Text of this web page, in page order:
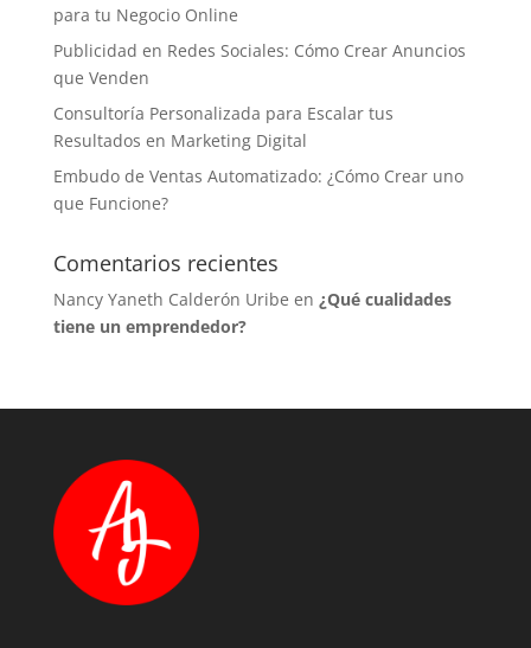
para tu Negocio Online
Publicidad en Redes Sociales: Cómo Crear Anuncios
que Venden
Consultoría Personalizada para Escalar tus
Resultados en Marketing Digital
Embudo de Ventas Automatizado: ¿Cómo Crear uno
que Funcione?
Comentarios recientes
Nancy Yaneth Calderón Uribe en ¿Qué cualidades
tiene un emprendedor?